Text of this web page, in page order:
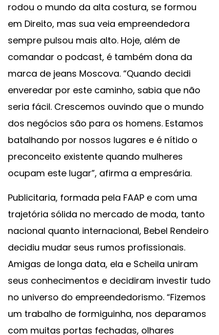
rodou o mundo da alta costura, se formou
em Direito, mas sua veia empreendedora
sempre pulsou mais alto. Hoje, além de
comandar o podcast, é também dona da
marca de jeans Moscova. “Quando decidi
enveredar por este caminho, sabia que não
seria fácil. Crescemos ouvindo que o mundo
dos negócios são para os homens. Estamos
batalhando por nossos lugares e é nítido o
preconceito existente quando mulheres
ocupam este lugar”, afirma a empresária.
Publicitaria, formada pela FAAP e com uma
trajetória sólida no mercado de moda, tanto
nacional quanto internacional, Bebel Rendeiro
decidiu mudar seus rumos profissionais.
Amigas de longa data, ela e Scheila uniram
seus conhecimentos e decidiram investir tudo
no universo do empreendedorismo. “Fizemos
um trabalho de formiguinha, nos deparamos
com muitas portas fechadas, olhares